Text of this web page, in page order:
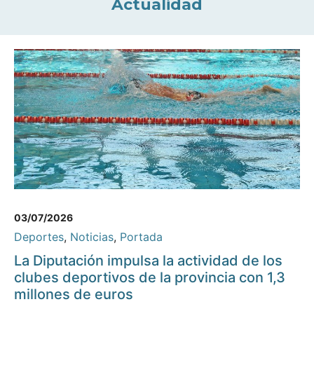
Actualidad
03/07/2026
Deportes, Noticias, Portada
La Diputación impulsa la actividad de los
clubes deportivos de la provincia con 1,3
millones de euros